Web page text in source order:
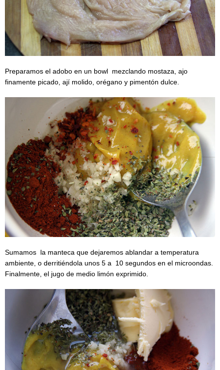
Preparamos el adobo en un bowl mezclando mostaza, ajo
finamente picado, ají molido, orégano y pimentón dulce.
Sumamos la manteca que dejaremos ablandar a temperatura
ambiente, o derritiéndola unos 5 a 10 segundos en el microondas.
Finalmente, el jugo de medio limón exprimido.